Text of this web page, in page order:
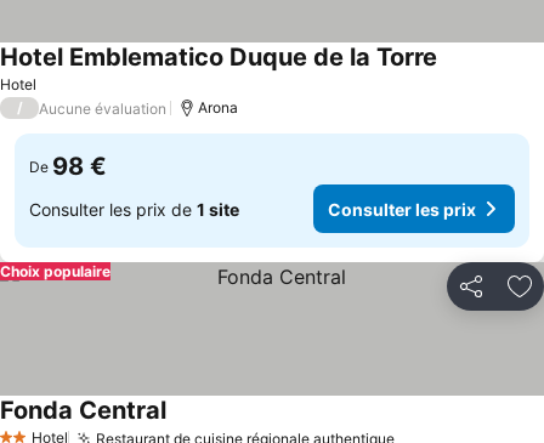
Hotel
Hotel Emblematico Duque de la Torre
/ Aucune évaluation Arona
De 98 €
Consulter les prix de 1 site Consulter les prix
Partager
Choix populaire
Hotel Restaurant de cuisine régionale authentique
Fonda Central